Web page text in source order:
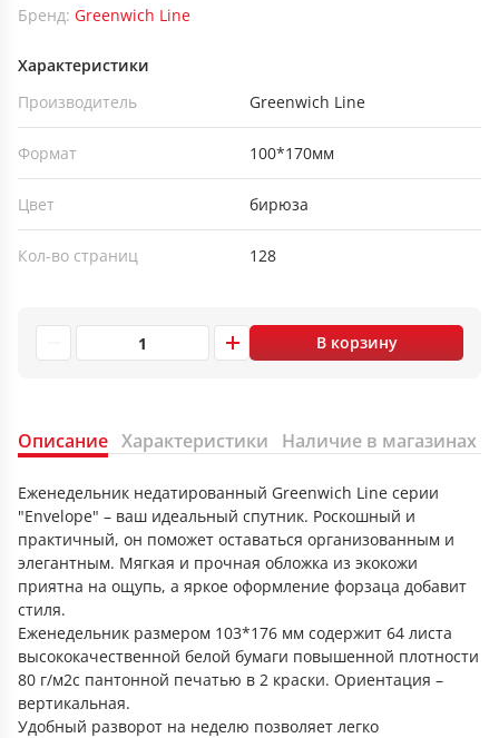
Бренд: Greenwich Line
Характеристики
Производитель
Greenwich Line
Формат 100*170мм
Цвет бирюза
Кол-во страниц 128
В корзину
Описание Характеристики Наличие в магазинах
Еженедельник недатированный Greenwich Line серии
"Envelope" – ваш идеальный спутник. Роскошный и
практичный, он поможет оставаться организованным и
элегантным. Мягкая и прочная обложка из экокожи
приятна на ощупь, а яркое оформление форзаца добавит
стиля.
Еженедельник размером 103*176 мм содержит 64 листа
высококачественной белой бумаги повышенной плотности
80 г/м2с пантонной печатью в 2 краски. Ориентация –
вертикальная.
Удобный разворот на неделю позволяет легко